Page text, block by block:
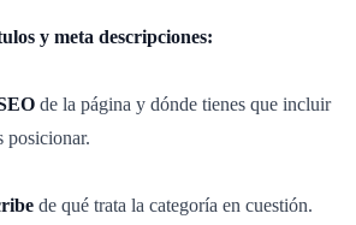
y meta descripciones:
de la página y dónde tienes que incluir
posicionar.
de qué trata la categoría en cuestión.